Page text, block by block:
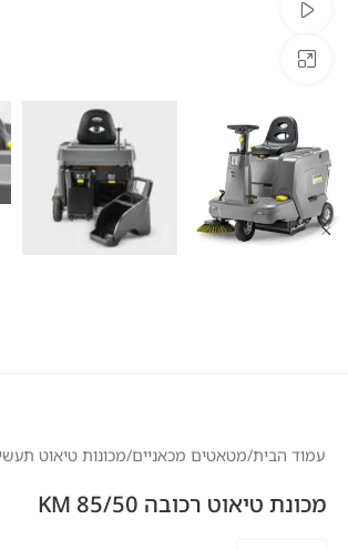
עמוד הבית/מטאטים מכאניים/מכונות טיאוט
מכונת טיאוט רכובה KM 85/50